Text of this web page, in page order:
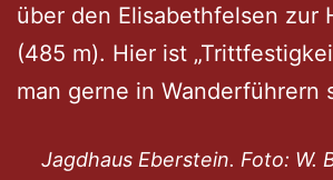
über den Elisabethfelsen zur
(485 m). Hier ist
man gerne in Wanderführern
Jagdhaus Eberstein. Foto: W.